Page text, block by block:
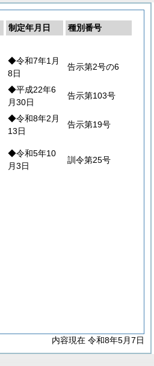
制定年月日
種別番号
◆令和7年1月
8日
告示第2号の6
◆平成22年6
月30日
告示第103号
◆令和8年2月
13日
告示第19号
◆令和5年10
月3日
訓令第25号
内容現在 令和8年5月7日